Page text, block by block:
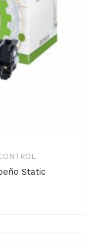
Static